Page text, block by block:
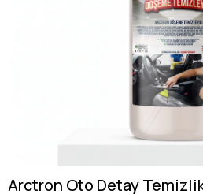
Arctron Oto Detay